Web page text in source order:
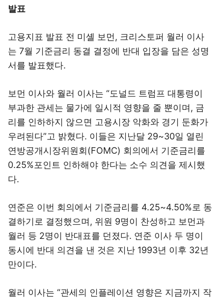
발표
고용지표 발표 전 미셸 보먼, 크리스토퍼 월러 이사
는 7월 기준금리 동결 결정에 반대 입장을 담은 성명
서를 발표했다.
보먼 이사와 월러 이사는 “도널드 트럼프 대통령이
부과한 관세는 물가에 일시적 영향을 줄 뿐이며, 금
리를 인하하지 않으면 고용시장 악화와 경기 둔화가
우려된다”고 밝혔다. 이들은 지난달 29~30일 열린
연방공개시장위원회(FOMC) 회의에서 기준금리를
0.25%포인트 인하해야 한다는 소수 의견을 제시했
다.
연준은 이번 회의에서 기준금리를 4.25~4.50%로 동
결하기로 결정했으며, 위원 9명이 찬성하고 보먼과
월러 등 2명이 반대표를 던졌다. 연준 이사 두 명이
동시에 반대 의견을 낸 것은 지난 1993년 이후 32년
만이다.
월러 이사는 “관세의 인플레이션 영향은 지금까지 작